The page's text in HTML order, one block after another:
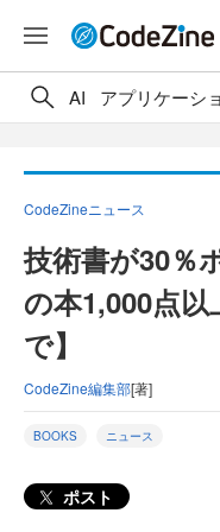
AI アプリケーシ
CodeZineニュース
技術書が30％
の本1,000点以
で】
CodeZine編集部[著]
BOOKS ニュース
ポスト